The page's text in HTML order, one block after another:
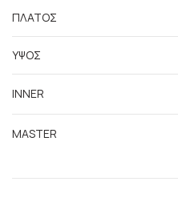
ΠΛΑΤΟΣ
ΥΨΟΣ
INNER
MASTER